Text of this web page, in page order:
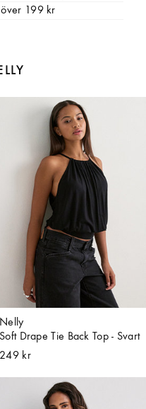
199 kr
Nelly
Soft Drape Tie Back Top - Svart
249 kr